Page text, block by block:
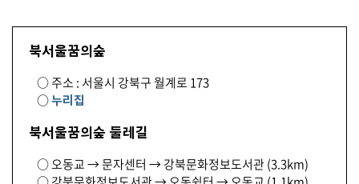
북서울꿈의숲
○ 주소 : 서울시 강북구 월계로 173
○누리집
북서울꿈의숲 둘레길
○ 오동교 → 문자센터 → 강북문화정보도서관 (3.3km)